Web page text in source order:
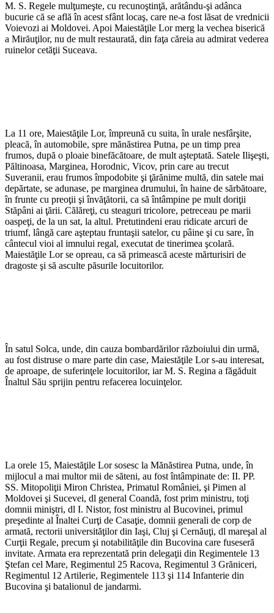
M. S. Regele mulţumeşte, cu recunoştinţă, arătându-şi adânca
bucurie că se află în acest sfânt locaş, care ne-a fost lăsat de vrednicii
Voievozi ai Moldovei. Apoi Maiestăţile Lor merg la vechea biserică
a Mirăuţilor, nu de mult restaurată, din faţa căreia au admirat vederea
ruinelor cetăţii Suceava.
La 11 ore, Maiestăţile Lor, împreună cu suita, în urale nesfârşite,
pleacă, în automobile, spre mănăstirea Putna, pe un timp prea
frumos, după o ploaie binefăcătoare, de mult aşteptată. Satele Ilişeşti,
Păltinoasa, Marginea, Horodnic, Vicov, prin care au trecut
Suveranii, erau frumos împodobite şi ţărănime multă, din satele mai
depărtate, se adunase, pe marginea drumului, în haine de sărbătoare,
în frunte cu preoţii şi învăţătorii, ca să întâmpine pe mult doriţii
Stăpâni ai ţării. Călăreţi, cu steaguri tricolore, petreceau pe marii
oaspeţi, de la un sat, la altul. Pretutindeni erau ridicate arcuri de
triumf, lângă care aşteptau fruntaşii satelor, cu pâine şi cu sare, în
cântecul vioi al imnului regal, executat de tinerimea şcolară.
Maiestăţile Lor se opreau, ca să primească aceste mărturisiri de
dragoste şi să asculte păsurile locuitorilor.
În satul Solca, unde, din cauza bombardărilor războiului din urmă,
au fost distruse o mare parte din case, Maiestăţile Lor s-au interesat,
de aproape, de suferinţele locuitorilor, iar M. S. Regina a făgăduit
Înaltul Său sprijin pentru refacerea locuinţelor.
La orele 15, Maiestăţile Lor sosesc la Mănăstirea Putna, unde, în
mijlocul a mai multor mii de săteni, au fost întâmpinate de: II. PP.
SS. Mitopoliţii Miron Christea, Primatul României, şi Pimen al
Moldovei şi Sucevei, dl general Coandă, fost prim ministru, toţi
domnii miniştri, dl I. Nistor, fost ministru al Bucovinei, primul
preşedinte al Înaltei Curţi de Casaţie, domnii generali de corp de
armată, rectorii universităţilor din Iaşi, Cluj şi Cernăuţi, dl mareşal al
Curţii Regale, precum şi notabilităţile din Bucovina care fuseseră
invitate. Armata era reprezentată prin delegaţii din Regimentele 13
Ştefan cel Mare, Regimentul 25 Racova, Regimentul 3 Grăniceri,
Regimentul 12 Artilerie, Regimentele 113 şi 114 Infanterie din
Bucovina şi batalionul de jandarmi.